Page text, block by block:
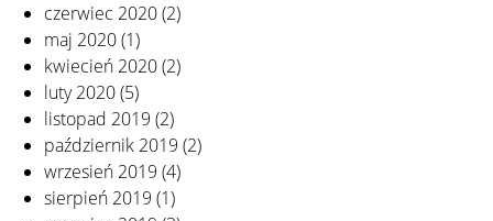
czerwiec 2020(2)
maj 2020(1)
kwiecień 2020(2)
luty 2020(5)
listopad 2019 (2)
październik 2019 (2)
wrzesień 2019 (4)
sierpień 2019 (1)